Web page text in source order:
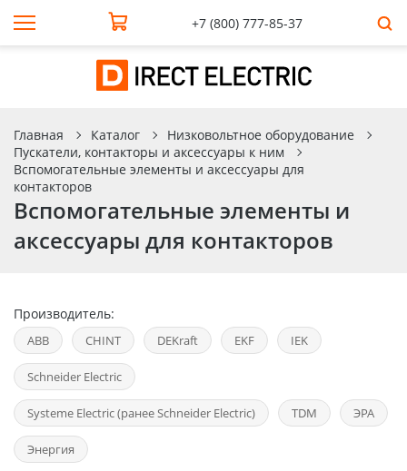
+7 (800) 777-85-37
Главная Каталог
Низковольтное оборудование
Пускатели, контакторы и аксессуары к ним
Вспомогательные элементы и аксессуары для
контакторов
Вспомогательные элементы и
аксессуары для контакторов
Производитель:
ABB CHINT DEKraft EKF IEK
Schneider Electric
Systeme Electric (ранее Schneider Electric) TDM ЭРА
Энергия